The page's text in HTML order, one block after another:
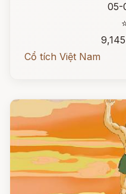
05-
Cổ tích Việt Nam